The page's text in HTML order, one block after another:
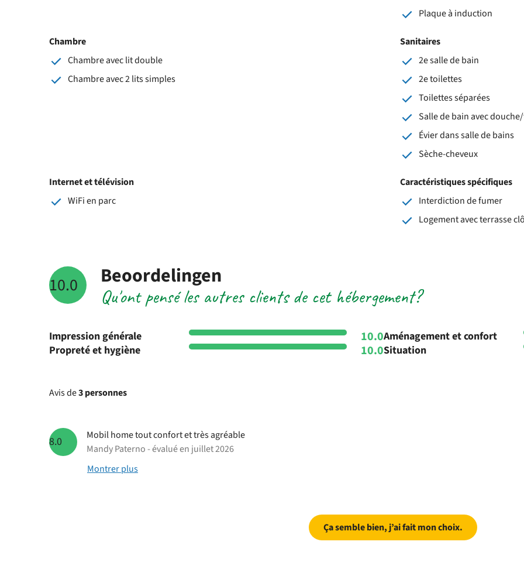
Plaque à induction
Chambre
Chambre avec lit double
Chambre avec 2 lits simples
Sanitaires
2e salle de bain
2e toilettes
Toilettes séparées
Salle de bain avec
Évier dans salle de bains
Sèche-cheveux
Internet et télévision
WiFi en parc
Caractéristiques spécifiques
Interdiction de fumer
Logement avec terrasse
10.0 Qu'ont pensé les autres clients de cet hébergement?
Beoordelingen
Impression générale 10.0Aménagement et confort
Propreté et hygiène 10.0Situation
Avis de3 personnes
8.0
Mobil home tout confort et très agréable
Mandy Paterno - évalué en juillet 2026
Montrer plus
Ça semble bien, j’ai fait mon choix.